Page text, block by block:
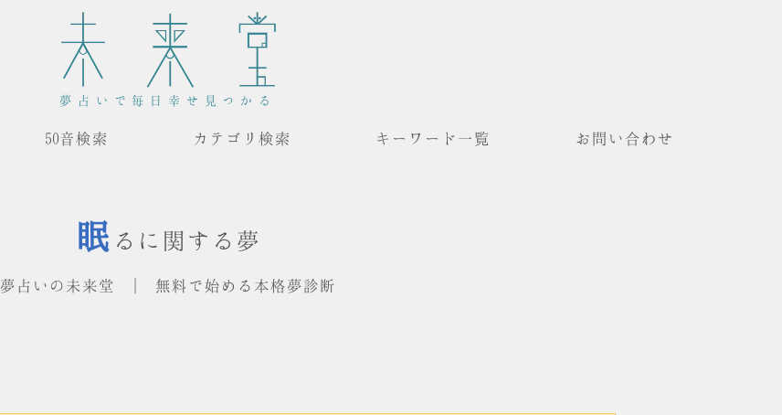
夢占いで毎日幸せ見つかる
50音検索 カテゴリ検索 キーワード一覧 お問い合わせ
眠 るに関する夢
夢占いの未来堂 | 無料で始める本格夢診断